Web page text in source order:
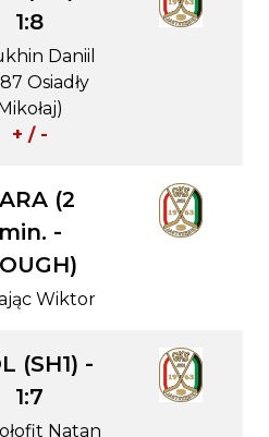
1:8
Daniil
Osiadły
+ / -
(2
min. -
Wiktor
(SH1) -
1:7
Natan